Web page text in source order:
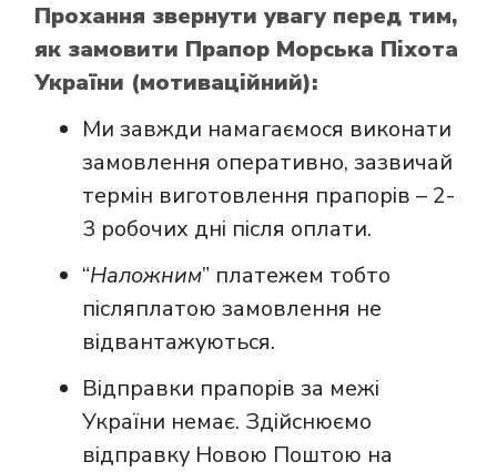
Прохання звернути увагу перед тим,
як замовити Прапор Морська Піхота
України (мотиваційний):
Ми завжди намагаємося виконати
замовлення оперативно, зазвичай
термін виготовлення прапорів – 2-
3 робочих дні після оплати.
“Наложним” платежем тобто
післяплатою замовлення не
відвантажуються.
Відправки прапорів за межі
України немає. Здійснюємо
відправку Новою Поштою на